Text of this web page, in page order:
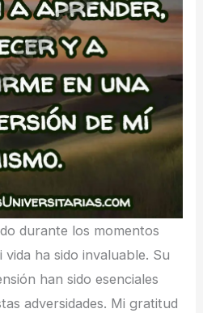
durante los momentos
vida ha sido invaluable. Su
han sido esenciales
adversidades. Mi gratitud